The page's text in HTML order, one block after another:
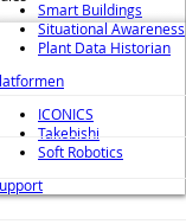
Smart Buildings
Situational Awareness
Plant Data Historian
ICONICS
Takebishi
Soft Robotics